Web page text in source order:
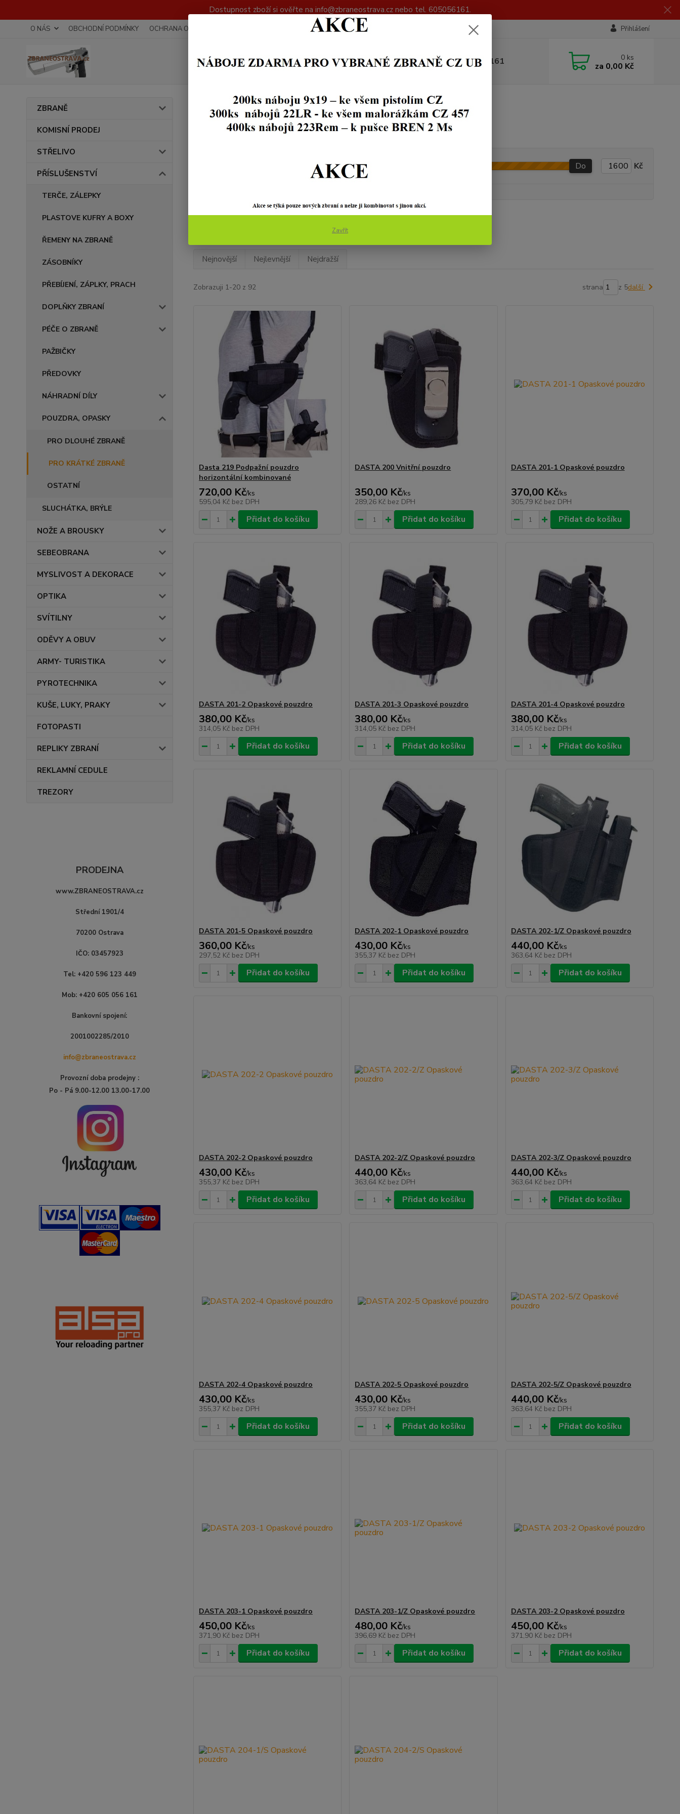
Dostupnost zboží si ověřte na info@zbraneostrava.cz nebo tel. 605056161.
O NÁS OBCHODNÍ PODMÍNKY OCHRANA OSOBNÍCH ÚDAJŮ Přihlášení
Hledat +420 605 056 161 0 ks
za 0,00 Kč
ZBRANĚ
KOMISNÍ PRODEJ
STŘELIVO
PŘÍSLUŠENSTVÍ
TERČE, ZÁLEPKY
PLASTOVE KUFRY A BOXY
ŘEMENY NA ZBRANĚ
ZÁSOBNÍKY
PŘEBÍJENÍ, ZÁPLKY, PRACH
DOPLŇKY ZBRANÍ
PÉČE O ZBRANĚ
PAŽBIČKY
PŘEDOVKY
NÁHRADNÍ DÍLY
POUZDRA, OPASKY
PRO DLOUHÉ ZBRANĚ
PRO KRÁTKÉ ZBRANĚ
OSTATNÍ
SLUCHÁTKA, BRÝLE
NOŽE A BROUSKY
SEBEOBRANA
MYSLIVOST A DEKORACE
OPTIKA
SVÍTILNY
ODĚVY A OBUV
ARMY- TURISTIKA
PYROTECHNIKA
KUŠE, LUKY, PRAKY
FOTOPASTI
REPLIKY ZBRANÍ
REKLAMNÍ CEDULE
TREZORY
PRODEJNA
www.ZBRANEOSTRAVA.cz
Střední 1901/4
70200 Ostrava
IČO: 03457923
Tel: +420 596 123 449
Mob: +420 605 056 161
Bankovní spojení:
2001002285/2010
info@zbraneostrava.cz
Provozní doba prodejny :
Po - Pá 9.00-12.00 13.00-17.00
PŘÍSLUŠENSTVÍ POUZDRA, OPASKY PRO KRÁTKÉ ZBRANĚ
PRO KRÁTKÉ ZBRANĚ
Do Kč
Nejnovější Nejlevnější Nejdražší
Zobrazuji 1-20 z 92 strana z 5další
Dasta 219 Podpažní pouzdro
horizontální kombinované
720,00 Kč/ks
595,04 Kč bez DPH
Přidat do košíku
DASTA 200 Vnitřní pouzdro
350,00 Kč/ks
289,26 Kč bez DPH
Přidat do košíku
DASTA 201-1 Opaskové pouzdro
370,00 Kč/ks
305,79 Kč bez DPH
Přidat do košíku
DASTA 201-2 Opaskové pouzdro
380,00 Kč/ks
314,05 Kč bez DPH
Přidat do košíku
DASTA 201-3 Opaskové pouzdro
380,00 Kč/ks
314,05 Kč bez DPH
Přidat do košíku
DASTA 201-4 Opaskové pouzdro
380,00 Kč/ks
314,05 Kč bez DPH
Přidat do košíku
DASTA 201-5 Opaskové pouzdro
360,00 Kč/ks
297,52 Kč bez DPH
Přidat do košíku
DASTA 202-1 Opaskové pouzdro
430,00 Kč/ks
355,37 Kč bez DPH
Přidat do košíku
DASTA 202-1/Z Opaskové pouzdro
440,00 Kč/ks
363,64 Kč bez DPH
Přidat do košíku
DASTA 202-2 Opaskové pouzdro
430,00 Kč/ks
355,37 Kč bez DPH
Přidat do košíku
DASTA 202-2/Z Opaskové pouzdro
440,00 Kč/ks
363,64 Kč bez DPH
Přidat do košíku
DASTA 202-3/Z Opaskové pouzdro
440,00 Kč/ks
363,64 Kč bez DPH
Přidat do košíku
DASTA 202-4 Opaskové pouzdro
430,00 Kč/ks
355,37 Kč bez DPH
Přidat do košíku
DASTA 202-5 Opaskové pouzdro
430,00 Kč/ks
355,37 Kč bez DPH
Přidat do košíku
DASTA 202-5/Z Opaskové pouzdro
440,00 Kč/ks
363,64 Kč bez DPH
Přidat do košíku
DASTA 203-1 Opaskové pouzdro
450,00 Kč/ks
371,90 Kč bez DPH
Přidat do košíku
DASTA 203-1/Z Opaskové pouzdro
480,00 Kč/ks
396,69 Kč bez DPH
Přidat do košíku
DASTA 203-2 Opaskové pouzdro
450,00 Kč/ks
371,90 Kč bez DPH
Přidat do košíku
Zavřít